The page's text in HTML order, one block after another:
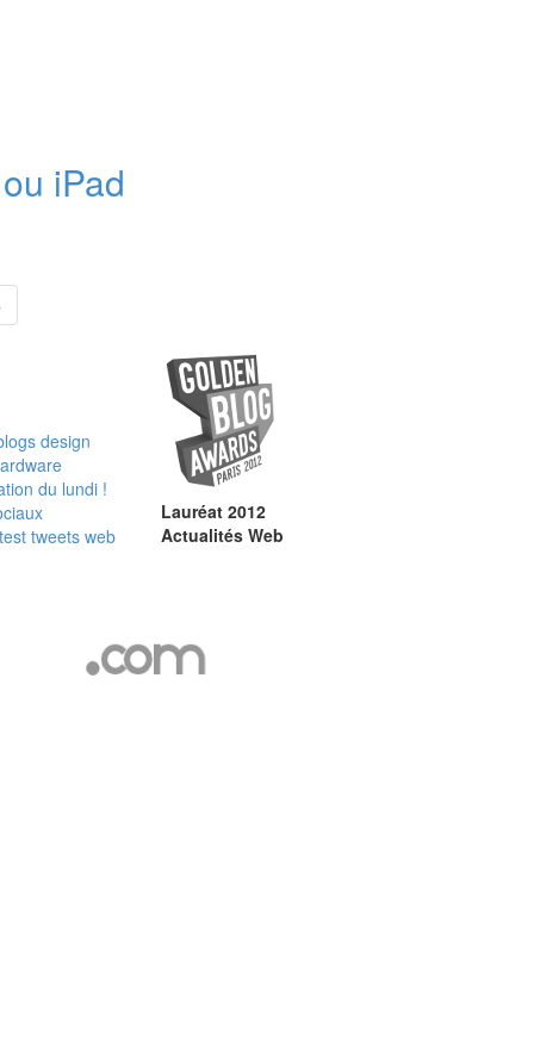
iPad
design
du lundi !
test tweets web
Lauréat 2012
Actualités Web